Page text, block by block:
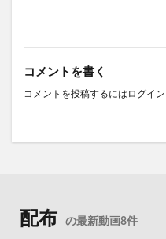
コメントを書く
コメントを投稿するには ログイン
配布 の最新動画8件